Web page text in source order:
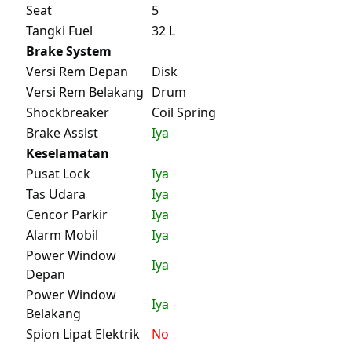
Seat
5
Tangki Fuel
32 L
Brake System
Versi Rem Depan
Disk
Versi Rem Belakang Drum
Shockbreaker
Coil Spring
Brake Assist
Iya
Keselamatan
Pusat Lock
Iya
Tas Udara
Iya
Cencor Parkir
Iya
Alarm Mobil
Iya
Power Window
Depan
Iya
Power Window
Belakang
Iya
Spion Lipat Elektrik
No